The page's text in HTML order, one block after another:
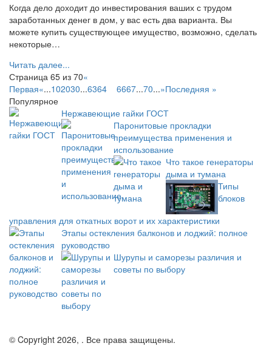
Когда дело доходит до инвестирования ваших с трудом
заработанных денег в дом, у вас есть два варианта. Вы
можете купить существующее имущество, возможно, сделать
некоторые…
Читать далее...
Страница 65 из 70«
Первая«...102030...6364 6667...70...»Последняя »
Популярное
Нержавеющие гайки ГОСТ
Паронитовые прокладки
преимущества применения и
использование
Что такое генераторы
дыма и тумана
Типы
блоков
управления для откатных ворот и их характеристики
Этапы остекления балконов и лоджий: полное
руководство
Шурупы и саморезы различия и
советы по выбору
© Copyright 2026, . Все права защищены.